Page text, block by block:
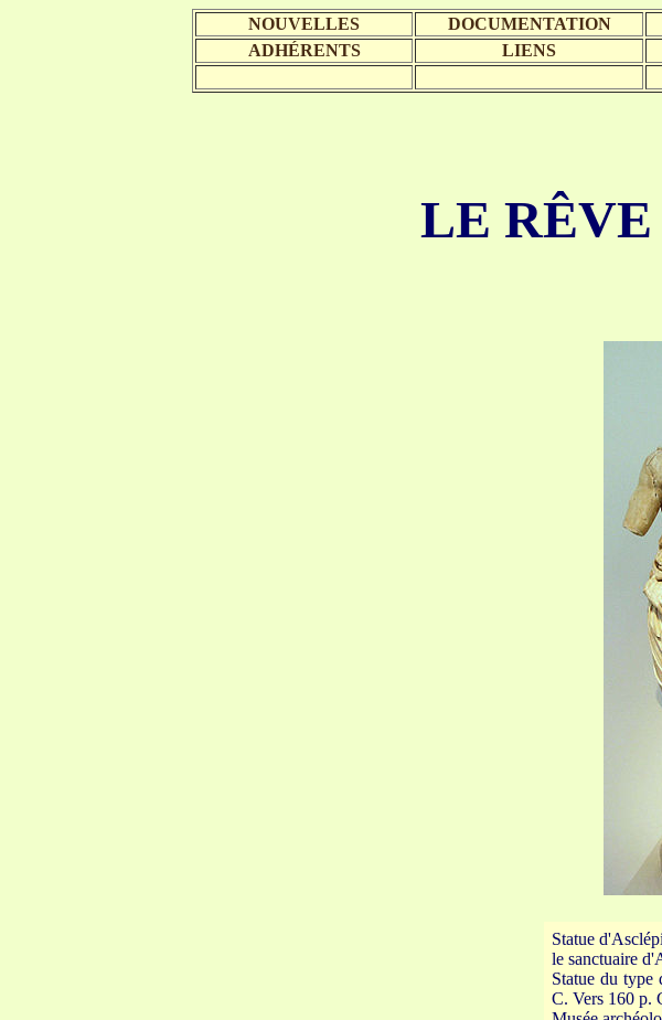
NOUVELLES DOCUMENTATION
ADHÉRENTS
LIENS
LE
Statue
le sanctuaire
Statue du
C. Vers 160 p.